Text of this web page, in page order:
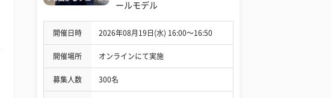
ールモデル
開催日時 2026年08月19日(水) 16:00〜16:50
開催場所 オンラインにて実施
募集人数 300名